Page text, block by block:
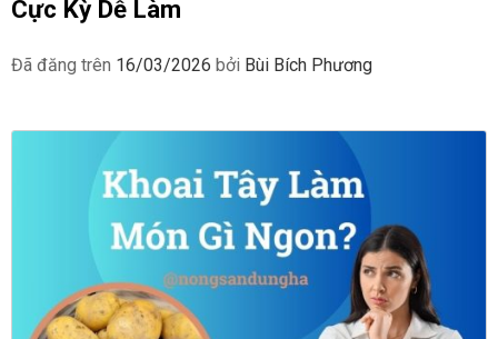
Cực Kỳ Dễ Làm
Đã đăng trên 16/03/2026 bởi Bùi Bích Phương